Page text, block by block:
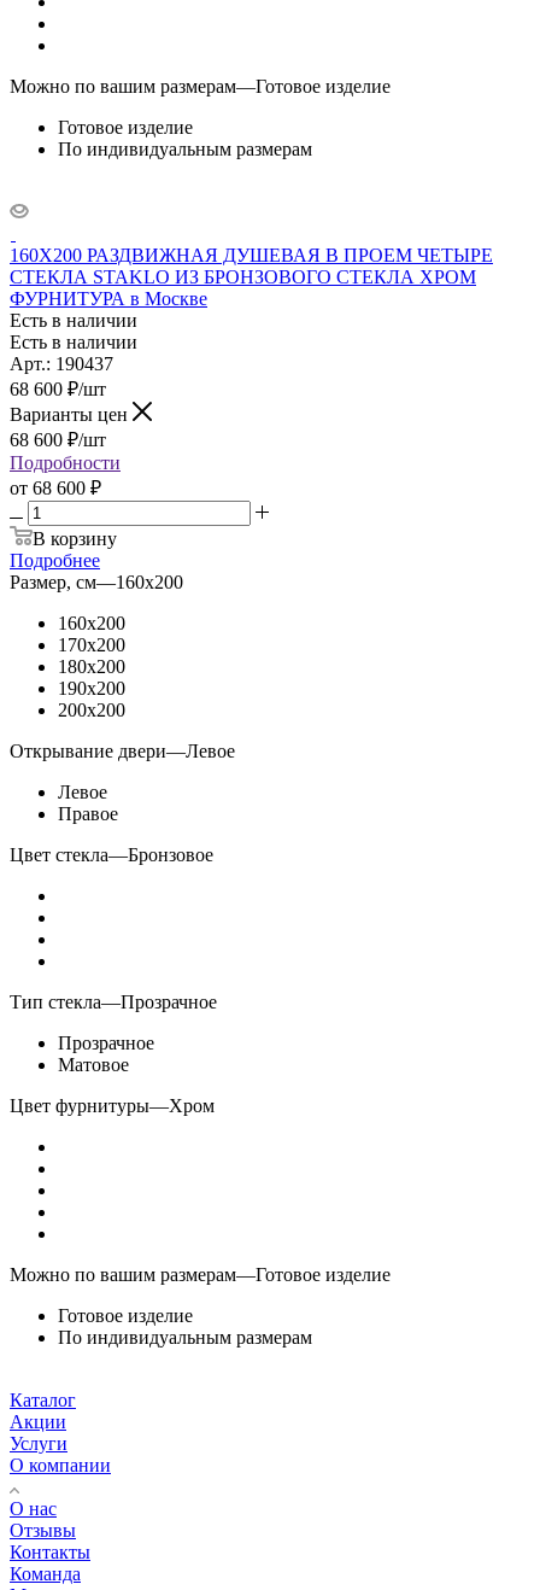
Можно по вашим размерам—Готовое изделие
Готовое изделие
По индивидуальным размерам
160X200 РАЗДВИЖНАЯ ДУШЕВАЯ В ПРОЕМ ЧЕТЫРЕ
СТЕКЛА STAKLO ИЗ БРОНЗОВОГО СТЕКЛА ХРОМ
ФУРНИТУРА в Москве
Есть в наличии
Есть в наличии
Арт.: 190437
68 600 ₽/шт
Варианты цен
68 600 ₽/шт
Подробности
от 68 600 ₽
В корзину
Подробнее
Размер, см—160x200
160x200
170x200
180x200
190x200
200x200
Открывание двери—Левое
Левое
Правое
Цвет стекла—Бронзовое
Тип стекла—Прозрачное
Прозрачное
Матовое
Цвет фурнитуры—Хром
Можно по вашим размерам—Готовое изделие
Готовое изделие
По индивидуальным размерам
Каталог
Акции
Услуги
О компании
О нас
Отзывы
Контакты
Команда